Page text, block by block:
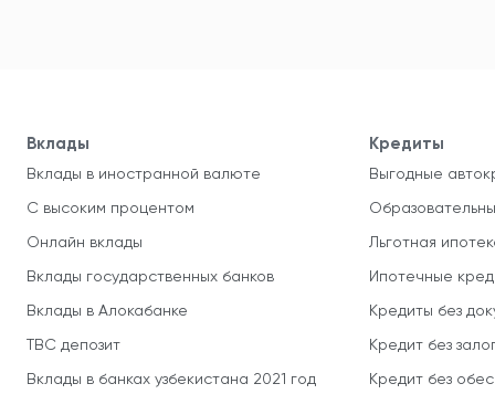
Вклады
Вклады в иностранной валюте
С высоким процентом
Онлайн вклады
Вклады государственных банков
Вклады в Алокабанке
TBC депозит
Вклады в банках узбекистана 2021 год
Кредиты
Выгодные
Льготная
Ипотечные
Кредиты без
Кредит без
Кредит без